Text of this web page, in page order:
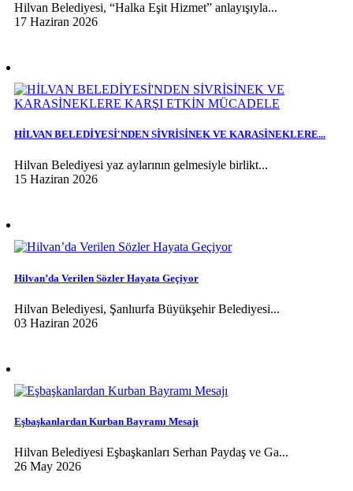
Hilvan Belediyesi, “Halka Eşit Hizmet” anlayışıyla...
17 Haziran 2026
HİLVAN BELEDİYESİ'NDEN SİVRİSİNEK VE KARASİNEKLERE...
Hilvan Belediyesi yaz aylarının gelmesiyle birlikt...
15 Haziran 2026
Hilvan’da Verilen Sözler Hayata Geçiyor
Hilvan Belediyesi, Şanlıurfa Büyükşehir Belediyesi...
03 Haziran 2026
Eşbaşkanlardan Kurban Bayramı Mesajı
Hilvan Belediyesi Eşbaşkanları Serhan Paydaş ve Ga...
26 May 2026